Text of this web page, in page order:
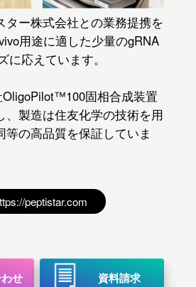
ター株式会社との業務提携を
用途に適した少量のgRNA
に応えています。
固相合成装置
、製造は住友化学の技術を用
等の高品質を保証していま
peptistar.com
せ 資料請求